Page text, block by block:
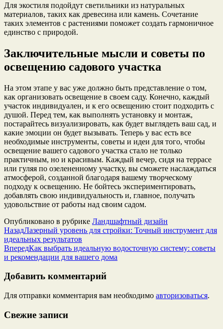
Для экостиля подойдут светильники из натуральных
материалов, таких как древесина или камень. Сочетание
таких элементов с растениями поможет создать гармоничное
единство с природой.
Заключительные мысли и советы по
освещению садового участка
На этом этапе у вас уже должно быть представление о том,
как организовать освещение в своем саду. Конечно, каждый
участок индивидуален, и к его освещению стоит подходить с
душой. Перед тем, как выполнять установку и монтаж,
постарайтесь визуализировать, как будет выглядеть ваш сад, и
какие эмоции он будет вызывать. Теперь у вас есть все
необходимые инструменты, советы и идеи для того, чтобы
освещение вашего садового участка стало не только
практичным, но и красивым. Каждый вечер, сидя на террасе
или гуляя по озелененному участку, вы сможете наслаждаться
атмосферой, созданной благодаря вашему творческому
подходу к освещению. Не бойтесь экспериментировать,
добавлять свою индивидуальность и, главное, получать
удовольствие от работы над своим садом.
Опубликовано в рубрике Ландшафтный дизайн
НазадЛазерный уровень для стройки: Точный инструмент для
идеальных результатов
ВпередКак выбрать идеальную водосточную систему: советы
и рекомендации для вашего дома
Добавить комментарий
Для отправки комментария вам необходимо авторизоваться.
Свежие записи